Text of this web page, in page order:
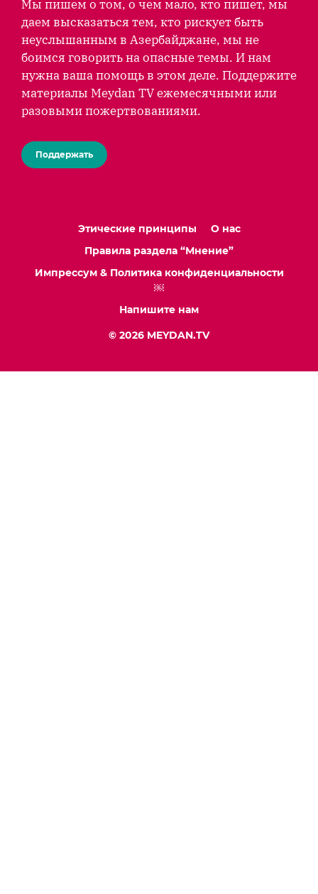
Мы пишем о том, о чем мало, кто пишет, мы
даем высказаться тем, кто рискует быть
неуслышанным в Азербайджане, мы не
боимся говорить на опасные темы. И нам
нужна ваша помощь в этом деле. Поддержите
материалы Meydan TV ежемесячными или
разовыми пожертвованиями.
Поддержать
Этические принципы
О нас
Правила раздела “Мнение”
Импрессум & Политика конфиденциальности
￼
Напишите нам
© 2026 MEYDAN.TV